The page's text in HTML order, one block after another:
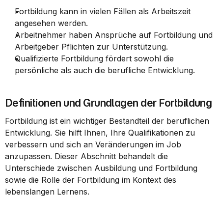
Fortbildung kann in vielen Fällen als Arbeitszeit
angesehen werden.
Arbeitnehmer haben Ansprüche auf Fortbildung und
Arbeitgeber Pflichten zur Unterstützung.
Qualifizierte Fortbildung fördert sowohl die
persönliche als auch die berufliche Entwicklung.
Definitionen und Grundlagen der Fortbildung
Fortbildung ist ein wichtiger Bestandteil der beruflichen
Entwicklung. Sie hilft Ihnen, Ihre Qualifikationen zu
verbessern und sich an Veränderungen im Job
anzupassen. Dieser Abschnitt behandelt die
Unterschiede zwischen Ausbildung und Fortbildung
sowie die Rolle der Fortbildung im Kontext des
lebenslangen Lernens.